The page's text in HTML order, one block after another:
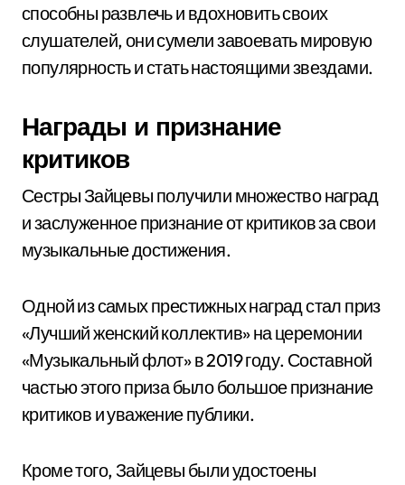
способны развлечь и вдохновить своих
слушателей, они сумели завоевать мировую
популярность и стать настоящими звездами.
Награды и признание
критиков
Сестры Зайцевы получили множество наград
и заслуженное признание от критиков за свои
музыкальные достижения.
Одной из самых престижных наград стал приз
«Лучший женский коллектив» на церемонии
«Музыкальный флот» в 2019 году. Составной
частью этого приза было большое признание
критиков и уважение публики.
Кроме того, Зайцевы были удостоены